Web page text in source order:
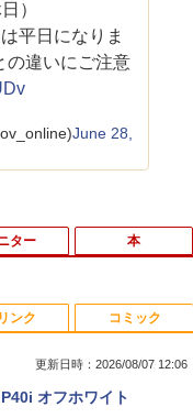
）
平日になりま
の違いにご注意
June 28,
軽量約965g 富士通 LI
ンチ 高性能第7世代
メラ内蔵 メモリ最大16
付き 5GWIFI Blu
い替えならこれ!! Micr
スクトップパソコン
第8世代 メモリ8GB S
デスクトップ PC
ター
15.6インチ NV156F
N42 NV156FHM-N
NV156FHM-N47 NV
ィスプレイ 修理交換
本
第2版[本/雑誌] / 日
日本獣医がん学会獣医
委員会/監修
更新日時：2026/08/07 12:06
オフホワイト
ンク コミック